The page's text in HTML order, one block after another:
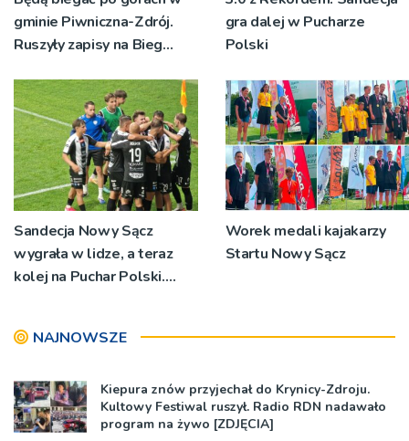
gminie Piwniczna-Zdrój.
Ruszyły zapisy na Bieg
gra dalej w Pucharze
Polski
Sandecja Nowy Sącz
wygrała w lidze, a teraz
kolej na Puchar Polski.
Worek medali kajakarzy
Startu Nowy Sącz
NAJNOWSZE
Kiepura znów przyjechał do Krynicy-Zdroju.
Kultowy Festiwal ruszył. Radio RDN nadawało
program na żywo [ZDJĘCIA]